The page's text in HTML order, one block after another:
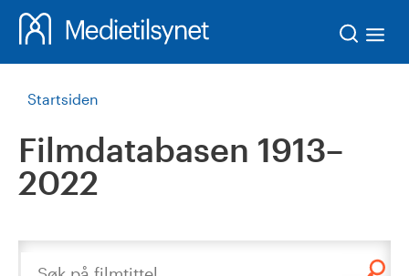
Startsiden
Filmdatabasen 1913–
2022
Søk